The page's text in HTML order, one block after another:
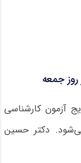
آزمون کارشناسی
می‌شود. دکتر حسین